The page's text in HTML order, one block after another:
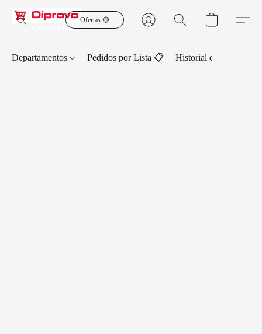
Ofertas 🟡
Departamentos Pedidos por Lista 📋 Historial de Pedidos